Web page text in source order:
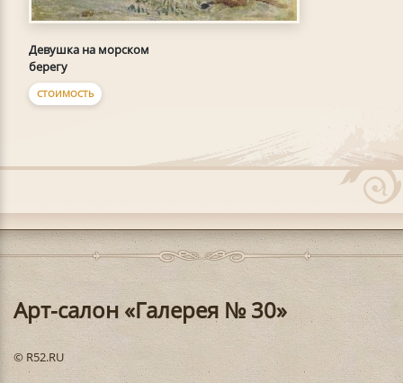
Девушка на морском
берегу
СТОИМОСТЬ
Арт-салон «Галерея № 30»
© R52.RU